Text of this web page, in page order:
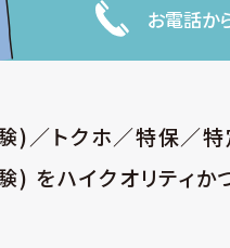
お電話か
)／トクホ／特保／
) をハイクオリティか